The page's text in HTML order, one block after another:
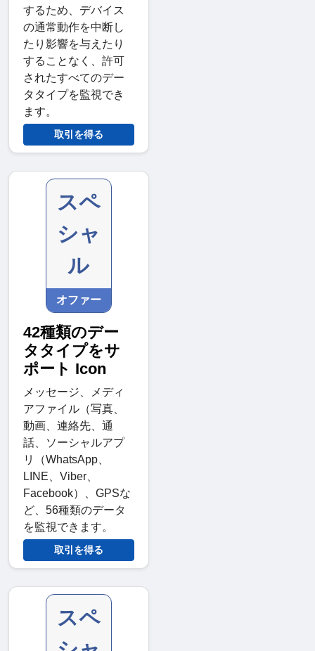
するため、デバイス
の通常動作を中断し
たり影響を与えたり
することなく、許可
されたすべてのデー
タタイプを監視でき
ます。
取引を得る
スペ
シャ
ル
オファー
42種類のデー
タタイプをサ
ポート Icon
メッセージ、メディ
アファイル（写真、
動画、連絡先、通
話、ソーシャルアプ
リ（WhatsApp、
LINE、Viber、
Facebook）、GPSな
ど、56種類のデータ
を監視できます。
取引を得る
スペ